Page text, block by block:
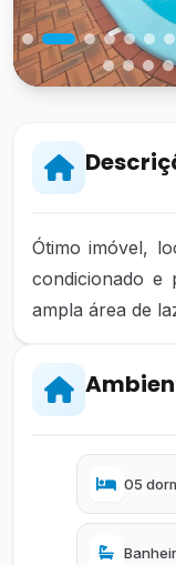
Ótimo imóvel,
condicionado e
ampla área de
05